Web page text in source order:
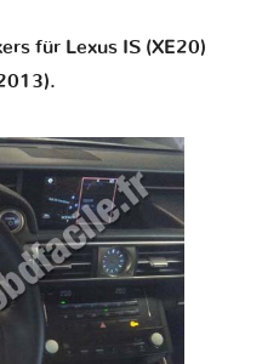
für Lexus IS (XE20)